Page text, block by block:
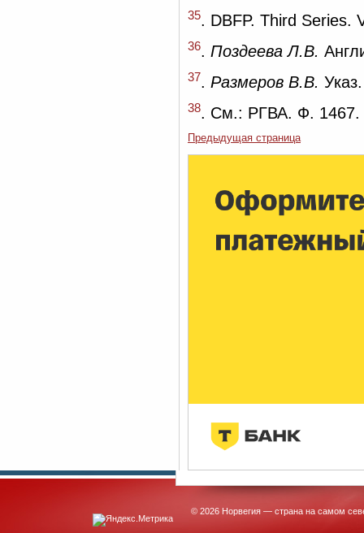
35. DBFP. Third Series.
36. Поздеева Л.В.
37. Размеров В.В.
38. См.: РГВА. Ф.
Предыдущая страница
© 2026 Норвегия — страна на самом